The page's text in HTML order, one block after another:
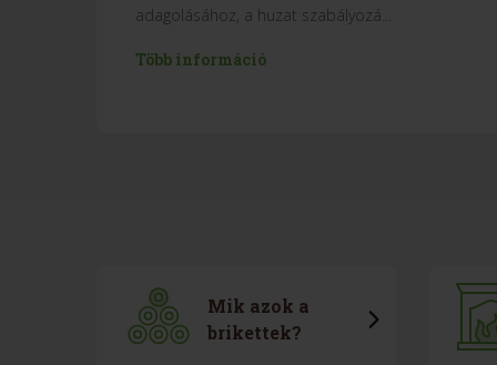
adagolásához, a huzat szabályozá...
Több információ
Mik azok a
brikettek?